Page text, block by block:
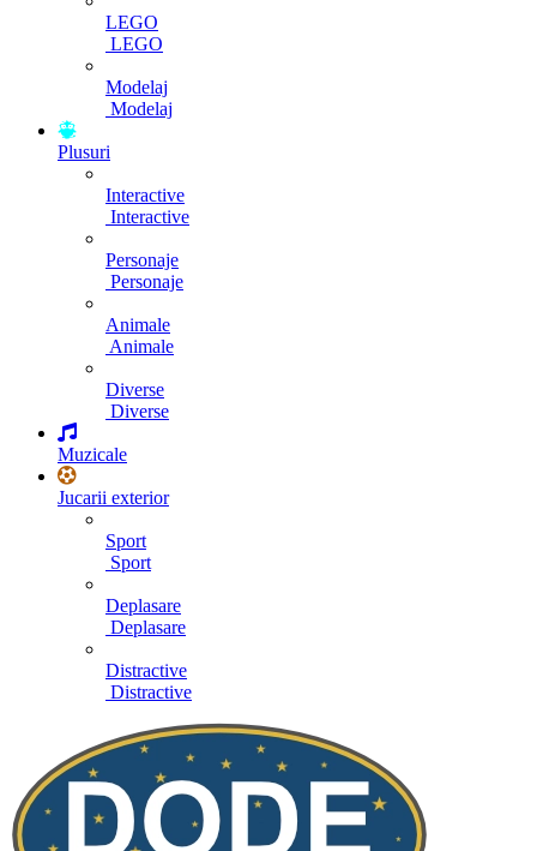
LEGO
LEGO
Modelaj
Modelaj
Plusuri
Interactive
Interactive
Personaje
Personaje
Animale
Animale
Diverse
Diverse
Muzicale
Jucarii exterior
Sport
Sport
Deplasare
Deplasare
Distractive
Distractive